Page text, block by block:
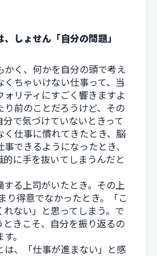
しょせん「自分の問題」
かく、何かを自分の頭で考え
ちゃいけない仕事って、当
ォリティにすごく響きますよ
り前のことだろうけど、その
で気づけていないときって
く仕事に慣れてきたとき、脳
できるようになったとき、
に手を抜いてしまうんだと
する上司がいたとき。その上
り得意でなかったとき。「こ
ない」と思ってしまう。で
ときこそ、自分を振り返るの
。
は、「仕事が進まない」と感